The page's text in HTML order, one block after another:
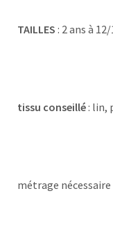
TAILLES : 2 ans à
tissu conseillé : lin,
métrage